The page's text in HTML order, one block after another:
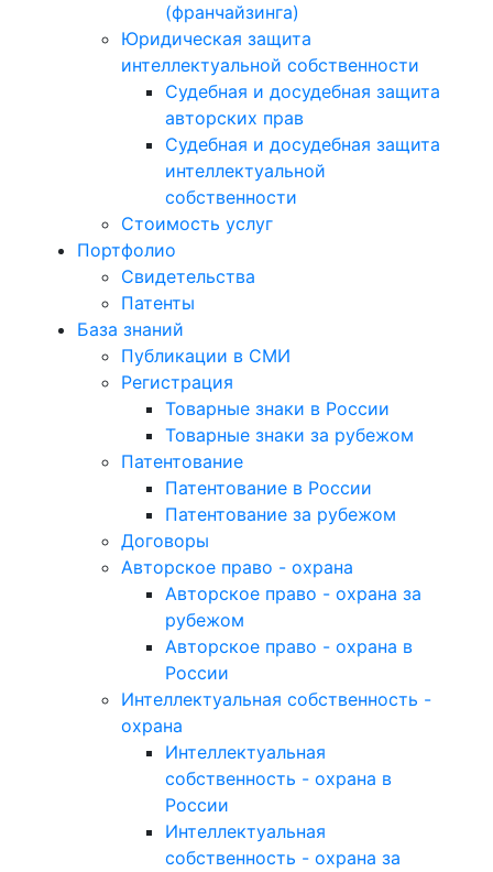
(франчайзинга)
Юридическая защита
интеллектуальной собственности
Судебная и досудебная защита
авторских прав
Судебная и досудебная защита
интеллектуальной
собственности
Стоимость услуг
Портфолио
Свидетельства
Патенты
База знаний
Публикации в СМИ
Регистрация
Товарные знаки в России
Товарные знаки за рубежом
Патентование
Патентование в России
Патентование за рубежом
Договоры
Авторское право - охрана
Авторское право - охрана за
рубежом
Авторское право - охрана в
России
Интеллектуальная собственность -
охрана
Интеллектуальная
собственность - охрана в
России
Интеллектуальная
собственность - охрана за